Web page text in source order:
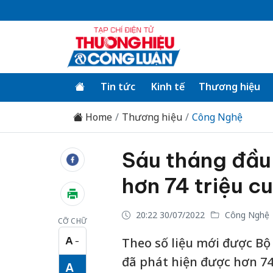
Tin tức Kinh tế Thương hiệu
Home Thương hiệu Công Nghệ
CỠ CHỮ
A −
Cỡ chữ nhỏ
A
Sáu tháng
hơn 74 triệu
20:22 30/07/2022 Công Nghệ
Theo số liệu mới được
đã phát hiện được hơn